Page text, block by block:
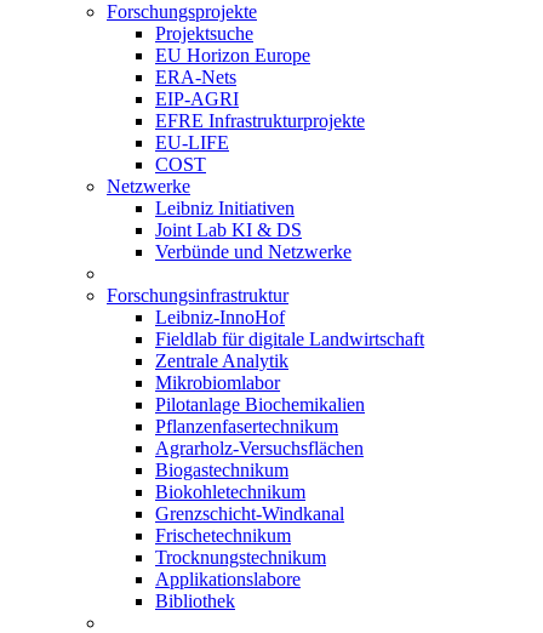
Forschungsprojekte
Projektsuche
EU Horizon Europe
ERA-Nets
EIP-AGRI
EFRE Infrastrukturprojekte
EU-LIFE
COST
Netzwerke
Leibniz Initiativen
Joint Lab KI & DS
Verbünde und Netzwerke
Forschungsinfrastruktur
Leibniz-InnoHof
Fieldlab für digitale Landwirtschaft
Zentrale Analytik
Mikrobiomlabor
Pilotanlage Biochemikalien
Pflanzenfasertechnikum
Agrarholz-Versuchsflächen
Biogastechnikum
Biokohletechnikum
Grenzschicht-Windkanal
Frischetechnikum
Trocknungstechnikum
Applikationslabore
Bibliothek